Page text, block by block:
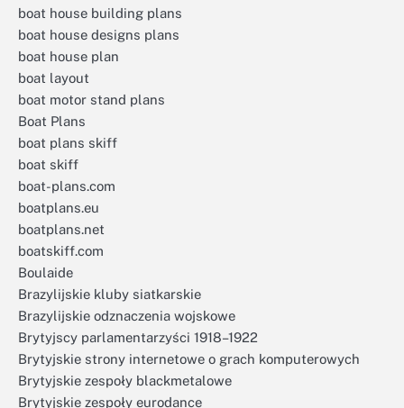
boat house building plans
boat house designs plans
boat house plan
boat layout
boat motor stand plans
Boat Plans
boat plans skiff
boat skiff
boat-plans.com
boatplans.eu
boatplans.net
boatskiff.com
Boulaide
Brazylijskie kluby siatkarskie
Brazylijskie odznaczenia wojskowe
Brytyjscy parlamentarzyści 1918–1922
Brytyjskie strony internetowe o grach komputerowych
Brytyjskie zespoły blackmetalowe
Brytyjskie zespoły eurodance